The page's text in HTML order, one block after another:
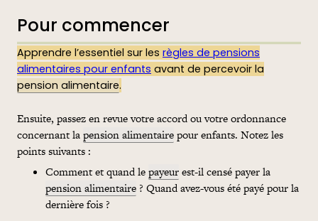
Pour commencer
Apprendre l’essentiel sur les règles de pensions
alimentaires pour enfants avant de percevoir la
pension alimentaire.
Ensuite, passez en revue votre accord ou votre ordonnance
concernant lapension alimentairepour enfants. Notez les
points suivants :
Comment et quand lepayeurest-il censé payer la
pension alimentaire ? Quand avez-vous été payé pour la
dernière fois ?